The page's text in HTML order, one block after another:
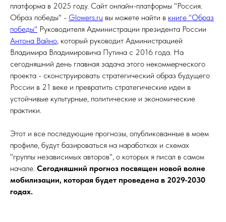
платформа в 2025 году. Сайт онлайн-платформы "Россия.
Образ победы" - Glowers.ru вы можете найти в книге "Образ
победы" Руководителя Администрации президента России
Антона Вайно , который руководит Администрацией
Владимира Владимировича Путина с 2016 года. На
сегодняшний день главная задача этого некоммерческого
проекта - сконструировать стратегический образ будущего
России в 21 веке и превратить стратегические идеи в
устойчивые культурные, политические и экономические
практики.
Этот и все последующие прогнозы, опубликованные в моем
профиле, будут базироваться на наработках и схемах
"группы независимых авторов", о которых я писал в самом
начале. Сегодняшний прогноз посвящен новой волне
мобилизации, которая будет проведена в 2029-2030
годах.